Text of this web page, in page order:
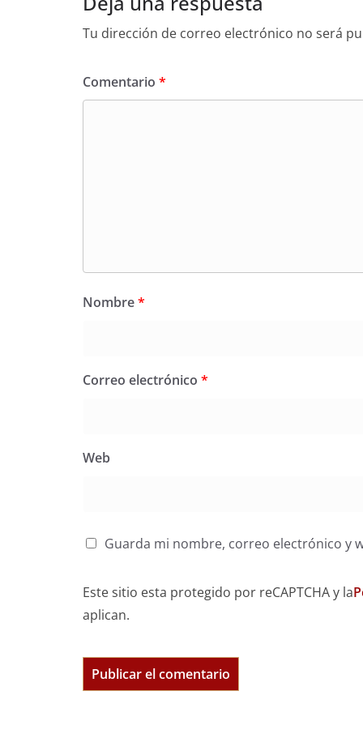
k
Tu dirección de correo electrónico no será
Comentario *
Nombre*
Correo electrónico *
Web
Guarda mi nombre, correo electrónico y
Este sitio esta protegido por reCAPTCHA y la
aplican.